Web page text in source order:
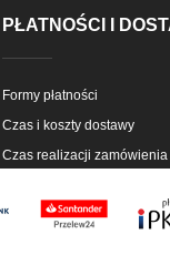
PŁATNOŚCI I
Formy płatności
Czas i koszty dostawy
Czas realizacji zamówienia